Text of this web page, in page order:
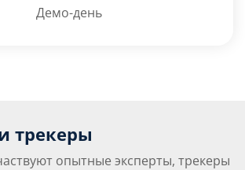
Демо-день
трекеры
опытные эксперты, трекеры